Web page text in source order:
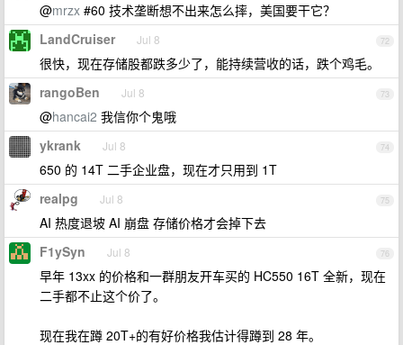
@mrzx #60 技术垄断想不出来怎么摔，美国要干它？
72
LandCruiser Jul 8
很快，现在存储股都跌多少了，能持续营收的话，跌个鸡毛。
73
rangoBen Jul 8
@hancai2 我信你个鬼哦
74
ykrank Jul 8
650 的 14T 二手企业盘，现在才只用到 1T
75
realpg Jul 8
AI 热度退坡 AI 崩盘 存储价格才会掉下去
76
F1ySyn Jul 8
早年 13xx 的价格和一群朋友开车买的 HC550 16T 全新，现在
二手都不止这个价了。
现在我在蹲 20T+的有好价格我估计得蹲到 28 年。